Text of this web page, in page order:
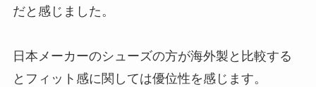
だと感じました。
日本メーカーのシューズの方が海外製と比較する
とフィット感に関しては優位性を感じます。